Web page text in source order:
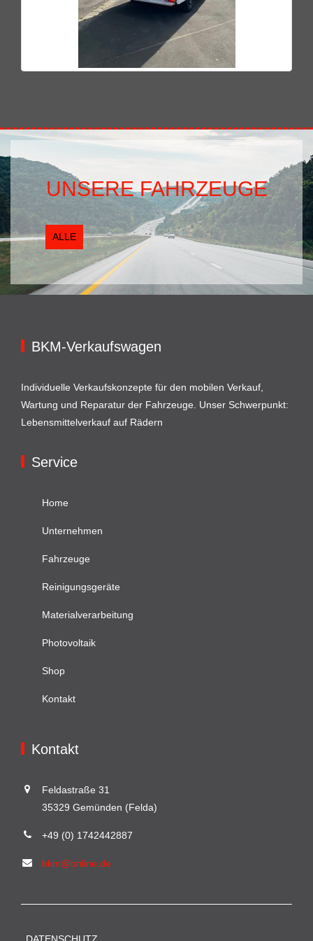
UNSERE FAHRZEUGE
ALLE
BKM-Verkaufswagen
Individuelle Verkaufskonzepte für den mobilen Verkauf,
Wartung und Reparatur der Fahrzeuge. Unser Schwerpunkt:
Lebensmittelverkauf auf Rädern
Service
Home
Unternehmen
Fahrzeuge
Reinigungsgeräte
Materialverarbeitung
Photovoltaik
Shop
Kontakt
Kontakt
Feldastraße 31
35329 Gemünden (Felda)
+49 (0) 1742442887
bkm@online.de
DATENSCHUTZ